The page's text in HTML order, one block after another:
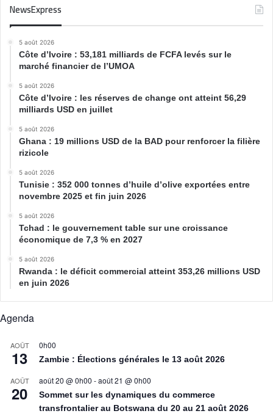
NewsExpress
5 août 2026
Côte d’Ivoire : 53,181 milliards de FCFA levés sur le
marché financier de l’UMOA
5 août 2026
Côte d’Ivoire : les réserves de change ont atteint 56,29
milliards USD en juillet
5 août 2026
Ghana : 19 millions USD de la BAD pour renforcer la filière
rizicole
5 août 2026
Tunisie : 352 000 tonnes d’huile d’olive exportées entre
novembre 2025 et fin juin 2026
5 août 2026
Tchad : le gouvernement table sur une croissance
économique de 7,3 % en 2027
5 août 2026
Rwanda : le déficit commercial atteint 353,26 millions USD
en juin 2026
Agenda
AOÛT
13
0h00
Zambie : Élections générales le 13 août 2026
AOÛT
20
août 20 @ 0h00 -août 21 @ 0h00
Sommet sur les dynamiques du commerce
transfrontalier au Botswana du 20 au 21 août 2026